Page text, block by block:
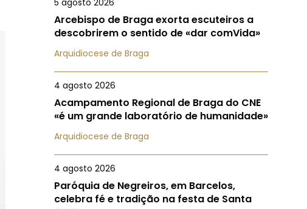
5 agosto 2026
Arcebispo de Braga exorta escuteiros a
descobrirem o sentido de «dar comVida»
Arquidiocese de Braga
4 agosto 2026
Acampamento Regional de Braga do CNE
«é um grande laboratório de humanidade»
Arquidiocese de Braga
4 agosto 2026
Paróquia de Negreiros, em Barcelos,
celebra fé e tradição na festa de Santa